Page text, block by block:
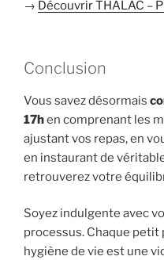
→ Découvrir THALAC –
Conclusion
Vous savez désormais
17hen comprenant les
ajustant vos repas, en
en instaurant de
retrouverez votre
Soyez indulgente avec
processus. Chaque petit
hygiène de vie est une